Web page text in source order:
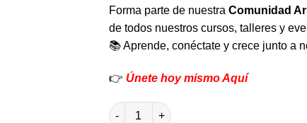
Forma parte de nuestra Comunidad
de todos nuestros cursos, talleres y
📚 Aprende, conéctate y crece junto a
👉 Únete hoy mismo Aquí
Masajeador Corporal Portatil cantidad